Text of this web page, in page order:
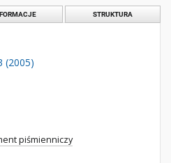
STRUKTURA
(2005)
piśmienniczy